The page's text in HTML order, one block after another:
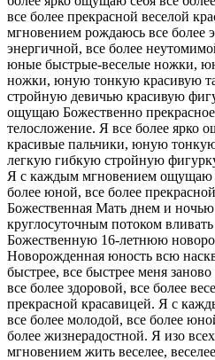
все более прекрасной веселой
мгновением рождаюсь все более
энергичной, все более
юные быстрые-веселые ножки,
ножки, юную тонкую красивую
стройную девичью красивую
ощущаю Божественно
телосложение. Я все более ярко
красивые пальчики, юную
легкую гибкую стройную
Я с каждым мгновением ощущаю
более юной, все более
Божественная Мать днем и
круглосуточным потоком
Божественную 16-летнюю
Новорожденная юность всю
быстрее, все быстрее меня
все более здоровой, все более
прекрасной красавицей. Я с
все более молодой, все более
более жизнерадостной. Я изо
мгновением жить веселее,